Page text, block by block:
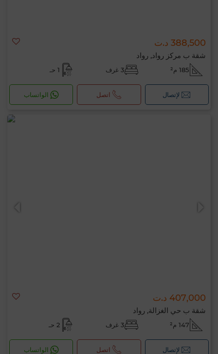
388,500 د.ت
شقة ب مركز رواد, رواد
185 م² 3 غرف 1 حـ
لإتصال اتصل الواتساب
407,000 د.ت
شقة ب حي الغزالة, رواد
147 م² 3 غرف 2 حـ
لإتصال اتصل الواتساب